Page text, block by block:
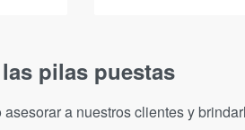
pilas puestas
a nuestros clientes y